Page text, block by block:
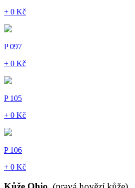
+ 0 Kč
P 097
+ 0 Kč
P 105
+ 0 Kč
P 106
+ 0 Kč